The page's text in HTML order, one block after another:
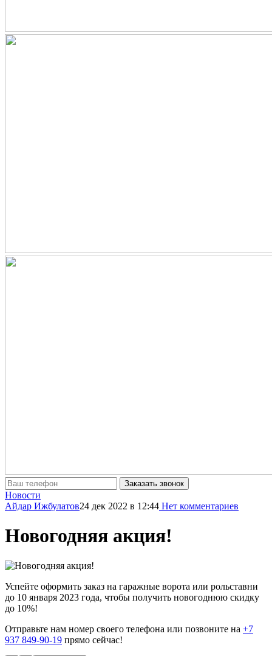
Заказать звонок
Новости
Айдар Ижбулатов24 дек 2022 в 12:44 Нет комментариев
Новогодняя акция!
Успейте оформить заказ на гаражные ворота или рольставни
до 10 января 2023 года, чтобы получить новогоднюю скидку
до 10%!
Отправьте нам номер своего телефона или позвоните на +7
937 849-90-19 прямо сейчас!